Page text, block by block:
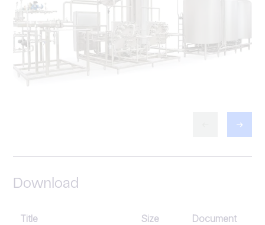
Download
Title Size
Document